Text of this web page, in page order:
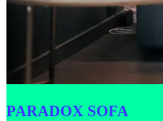
PARADOX SOFA